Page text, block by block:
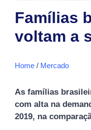
Famílias
voltam a
Home / Mercado
As famílias
com alta na
2019, na